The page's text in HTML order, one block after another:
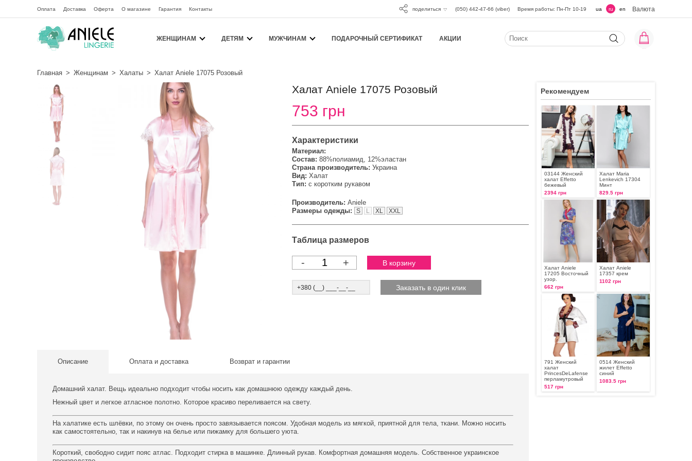
Оплата Доставка Оферта О магазине Гарантия Контакты поделиться (050) 442-47-66 (viber) Время работы: Пн-Пт 10-19 ua ru en Валюта
ЖЕНЩИНАМ ДЕТЯМ МУЖЧИНАМ ПОДАРОЧНЫЙ СЕРТИФИКАТ АКЦИИ
Главная > Женщинам > Халаты > Халат Aniele 17075 Розовый
Халат Aniele 17075 Розовый
753 грн
Характеристики
Материал:
Состав: 88%полиамид, 12%эластан
Страна производитель: Украина
Вид: Халат
Тип: с коротким рукавом
Производитель: Aniele
Размеры одежды:
S L XL XXL
Таблица размеров
- +
Описание Оплата и доставка Возврат и гарантии
Домашний халат. Вещь идеально подходит чтобы носить как домашнюю одежду каждый день.
Нежный цвет и легкое атласное полотно. Которое красиво переливается на свету.
На халатике есть шлёвки, по этому он очень просто завязывается поясом. Удобная модель из мягкой, приятной для тела, ткани. Можно носить
как самостоятельно, так и накинув на белье или пижамку для большего уюта.
Короткий, свободно сидит пояс атлас. Подходит стирка в машинке. Длинный рукав. Комфортная домашняя модель. Собственное украинское
Рекомендуем
03144 Женский
халат Effetto
бежевый
2394 грн
Халат Maria
Lenkevich 17304
Минт
829.5 грн
Халат Aniele
17205 Восточный
узор.
662 грн
Халат Aniele
17357 крем
1102 грн
791 Женский
халат
PrincesDeLafense
перламутровый
517 грн
0514 Женский
жилет Effetto
синий
1083.5 грн